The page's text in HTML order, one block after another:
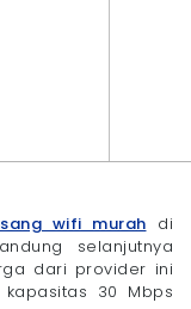
wifi murah di
selanjutnya
dari provider ini
30 Mbps